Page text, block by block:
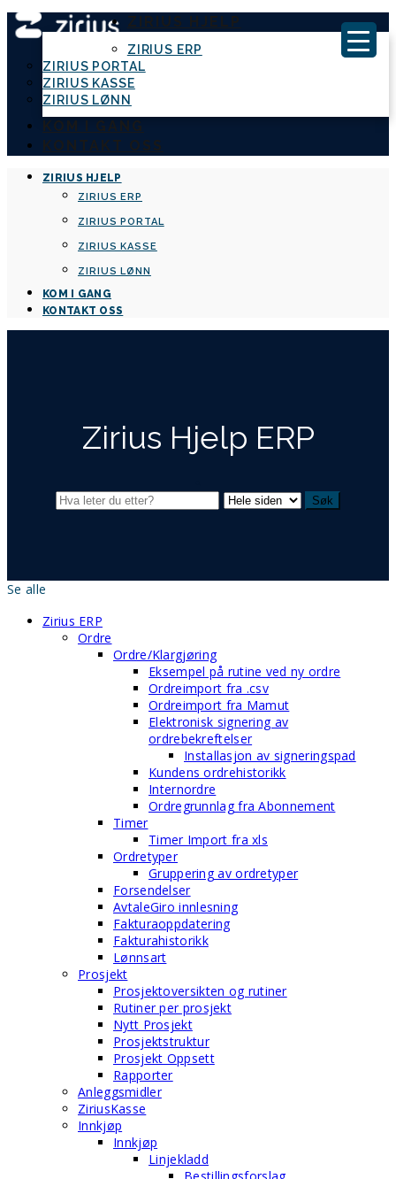
ZIRIUS HJELP
ZIRIUS ERP
ZIRIUS PORTAL
ZIRIUS KASSE
ZIRIUS LØNN
KOM I GANG
KONTAKT OSS
ZIRIUS HJELP
ZIRIUS ERP
ZIRIUS PORTAL
ZIRIUS KASSE
ZIRIUS LØNN
KOM I GANG
KONTAKT OSS
Zirius Hjelp ERP
Se alle
Zirius ERP
Ordre
Ordre/Klargjøring
Eksempel på rutine ved ny ordre
Ordreimport fra .csv
Ordreimport fra Mamut
Elektronisk signering av
ordrebekreftelser
Installasjon av signeringspad
Kundens ordrehistorikk
Internordre
Ordregrunnlag fra Abonnement
Timer
Timer Import fra xls
Ordretyper
Gruppering av ordretyper
Forsendelser
AvtaleGiro innlesning
Fakturaoppdatering
Fakturahistorikk
Lønnsart
Prosjekt
Prosjektoversikten og rutiner
Rutiner per prosjekt
Nytt Prosjekt
Prosjektstruktur
Prosjekt Oppsett
Rapporter
Anleggsmidler
ZiriusKasse
Innkjøp
Innkjøp
Linjekladd